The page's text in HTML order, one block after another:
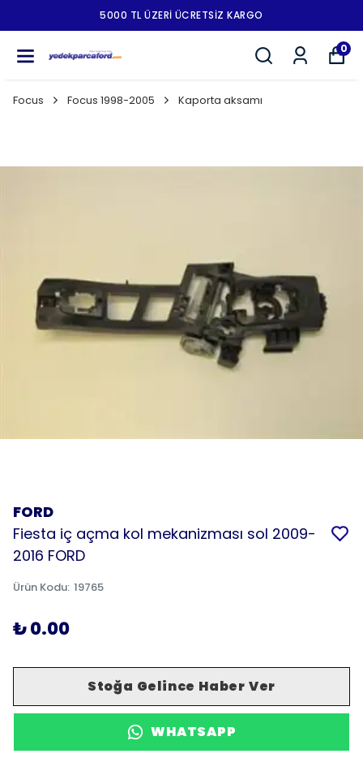
5000 TL ÜZERI ÜCRETSIZ KARGO
0
Focus Focus 1998-2005 Kaporta aksamı
FORD
Fiesta iç açma kol mekanizması sol 2009-
2016 FORD
Ürün Kodu: 19765
₺ 0.00
Stoğa Gelince Haber Ver
WHATSAPP